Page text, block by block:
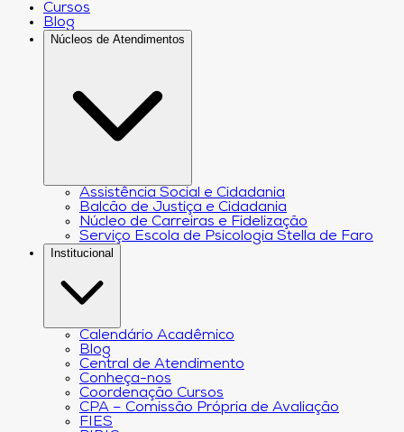
Cursos
Blog
Núcleos de Atendimentos
Assistência Social e Cidadania
Balcão de Justiça e Cidadania
Núcleo de Carreiras e Fidelização
Serviço Escola de Psicologia Stella de Faro
Institucional
Calendário Acadêmico
Blog
Central de Atendimento
Conheça-nos
Coordenação Cursos
CPA – Comissão Própria de Avaliação
FIES